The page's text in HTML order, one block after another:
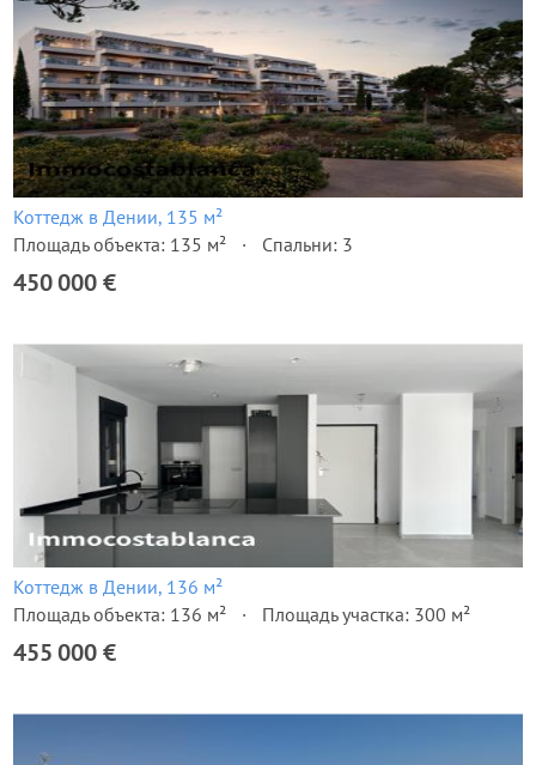
Коттедж в Дении, 135 м²
Площадь объекта: 135 м²
Спальни: 3
450 000 €
Коттедж в Дении, 136 м²
Площадь объекта: 136 м²
Площадь участка: 300 м²
455 000 €